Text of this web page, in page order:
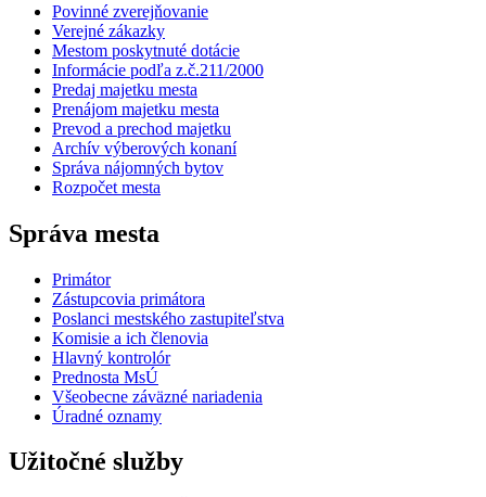
Povinné zverejňovanie
Verejné zákazky
Mestom poskytnuté dotácie
Informácie podľa z.č.211/2000
Predaj majetku mesta
Prenájom majetku mesta
Prevod a prechod majetku
Archív výberových konaní
Správa nájomných bytov
Rozpočet mesta
Správa mesta
Primátor
Zástupcovia primátora
Poslanci mestského zastupiteľstva
Komisie a ich členovia
Hlavný kontrolór
Prednosta MsÚ
Všeobecne záväzné nariadenia
Úradné oznamy
Užitočné služby